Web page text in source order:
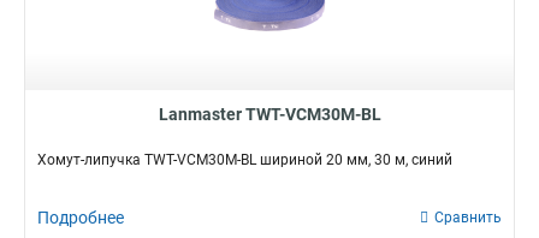
Lanmaster TWT-VCM30M-BL
Хомут-липучка TWT-VCM30M-BL шириной 20 мм, 30 м, синий
Подробнее Сравнить